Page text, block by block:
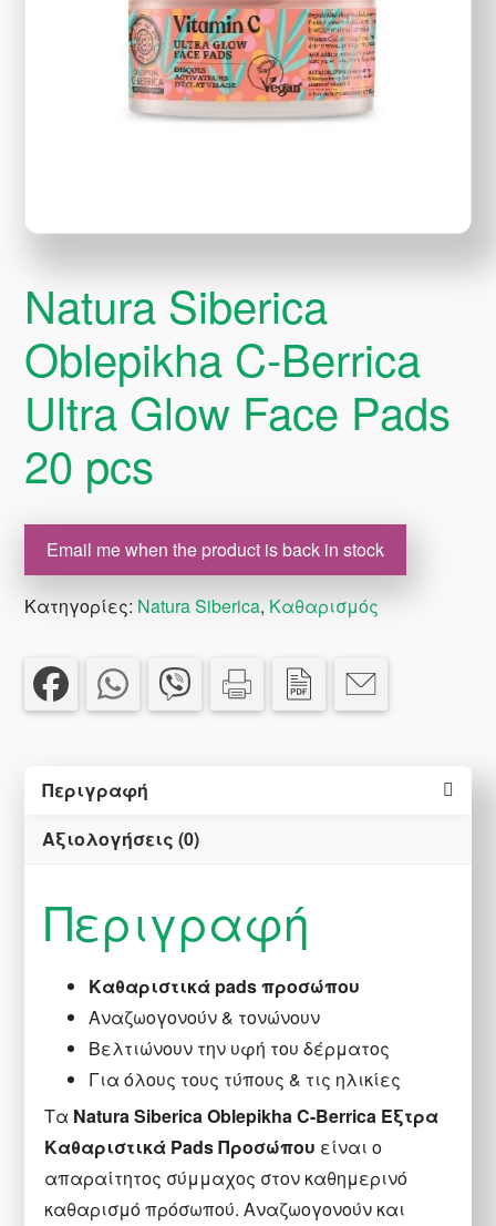
Natura Siberica
Oblepikha C-Berrica
Ultra Glow Face Pads
20 pcs
Email me when the product is back in stock
Κατηγορίες: Natura Siberica, Καθαρισμός
Περιγραφή
Αξιολογήσεις (0)
Περιγραφή
Καθαριστικά pads προσώπου
Αναζωογονούν & τονώνουν
Βελτιώνουν την υφή του δέρματος
Για όλους τους τύπους & τις ηλικίες
Τα Natura Siberica Oblepikha C-Berrica Έξτρα
Καθαριστικά Pads Προσώπου είναι ο
απαραίτητος σύμμαχος στον καθημερινό
καθαρισμό πρόσωπού. Αναζωογονούν και